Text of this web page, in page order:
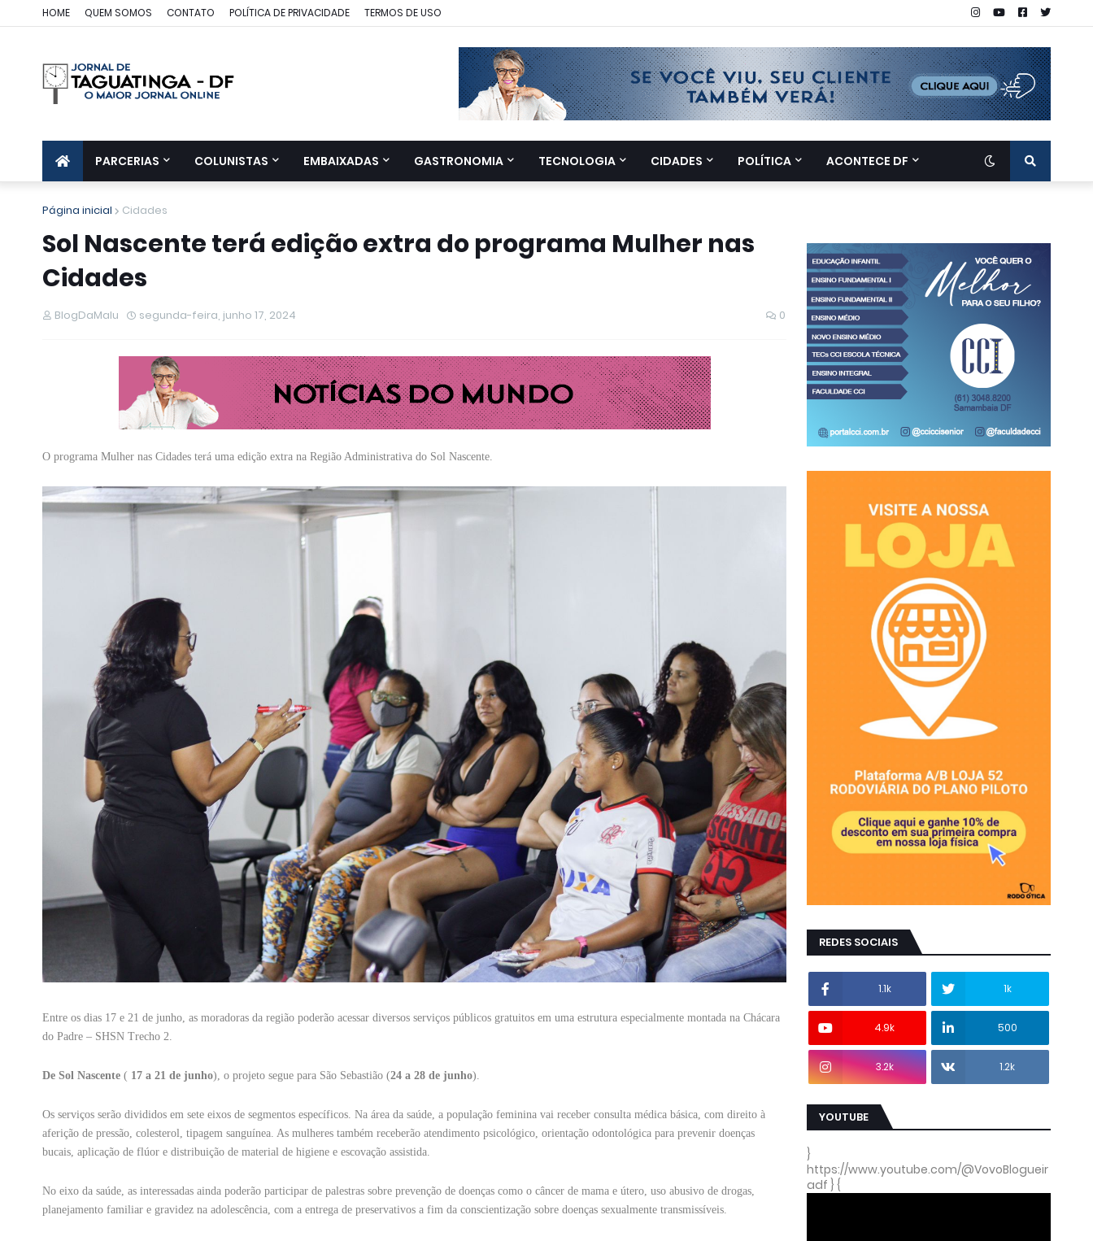
HOME QUEM SOMOS CONTATO POLÍTICA DE PRIVACIDADE TERMOS DE USO
PARCERIAS COLUNISTAS EMBAIXADAS GASTRONOMIA TECNOLOGIA CIDADES POLÍTICA ACONTECE DF
Página inicial Cidades
Sol Nascente terá edição extra do programa Mulher nas
Cidades
BlogDaMalu segunda-feira, junho 17, 2024 0
O programa Mulher nas Cidades terá uma edição extra na Região Administrativa do Sol Nascente.
Entre os dias 17 e 21 de junho, as moradoras da região poderão acessar diversos serviços públicos gratuitos em uma estrutura especialmente montada na Chácara
do Padre – SHSN Trecho 2.
De Sol Nascente ( 17 a 21 de junho), o projeto segue para São Sebastião (24 a 28 de junho).
Os serviços serão divididos em sete eixos de segmentos específicos. Na área da saúde, a população feminina vai receber consulta médica básica, com direito à
aferição de pressão, colesterol, tipagem sanguínea. As mulheres também receberão atendimento psicológico, orientação odontológica para prevenir doenças
bucais, aplicação de flúor e distribuição de material de higiene e escovação assistida.
No eixo da saúde, as interessadas ainda poderão participar de palestras sobre prevenção de doenças como o câncer de mama e útero, uso abusivo de drogas,
planejamento familiar e gravidez na adolescência, com a entrega de preservativos a fim da conscientização sobre doenças sexualmente transmissíveis.
REDES SOCIAIS
1.1k 1k
4.9k 500
3.2k 1.2k
YOUTUBE
}
https://www.youtube.com/@VovoBlogueir
adf } {